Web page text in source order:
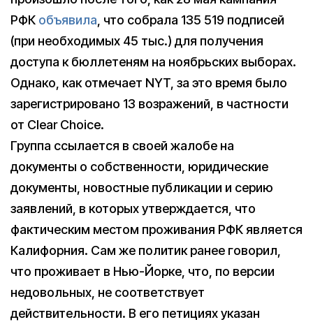
РФК объявила, что собрала 135 519 подписей
(при необходимых 45 тыс.) для получения
доступа к бюллетеням на ноябрьских выборах.
Однако, как отмечает NYT, за это время было
зарегистрировано 13 возражений, в частности
от Clear Choice.
Группа ссылается в своей жалобе на
документы о собственности, юридические
документы, новостные публикации и серию
заявлений, в которых утверждается, что
фактическим местом проживания РФК является
Калифорния. Сам же политик ранее говорил,
что проживает в Нью-Йорке, что, по версии
недовольных, не соответствует
действительности. В его петициях указан